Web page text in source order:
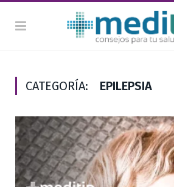
CATEGORÍA: EPILEPSIA